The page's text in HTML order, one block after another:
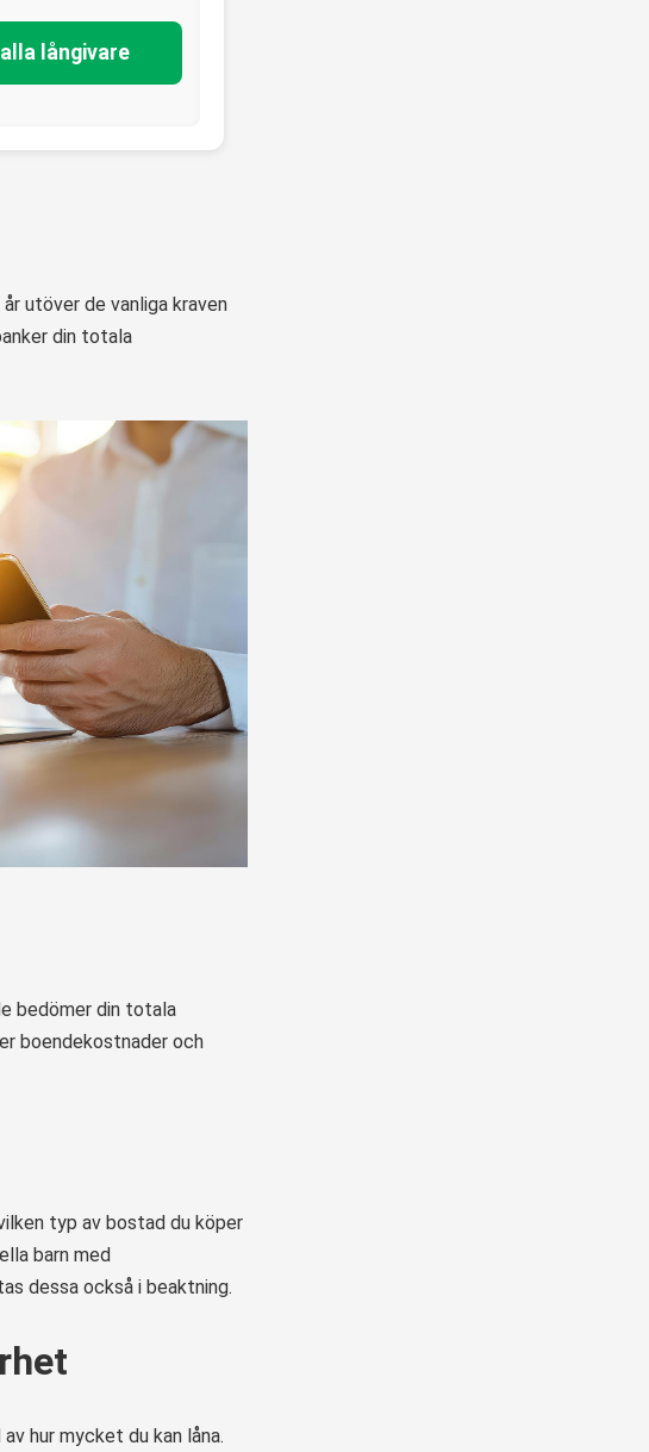
långivare
utöver de vanliga kraven
din totala
bedömer din totala
boendekostnader och
typ av bostad du köper
barn med
dessa också i beaktning.
hur mycket du kan låna.